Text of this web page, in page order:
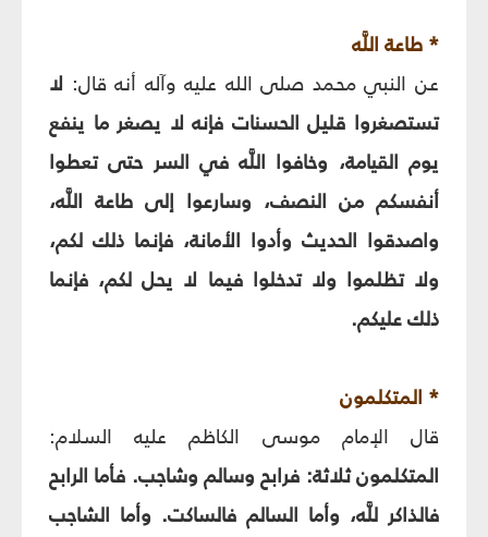
* طاعة اللَّه‏
عن النبي محمد صلى الله عليه وآله أنه قال: لا
تستصغروا قليل الحسنات فإنه لا يصغر ما ينفع
يوم القيامة، وخافوا اللَّه في السر حتى تعطوا
أنفسكم من النصف، وسارعوا إلى طاعة اللَّه،
واصدقوا الحديث وأدوا الأمانة، فإنما ذلك لكم،
ولا تظلموا ولا تدخلوا فيما لا يحل لكم، فإنما
ذلك عليكم.
* المتكلمون‏
قال الإمام موسى الكاظم عليه السلام:
المتكلمون ثلاثة: فرابح وسالم وشاجب. فأما الرابح
فالذاكر للَّه، وأما السالم فالساكت. وأما الشاجب